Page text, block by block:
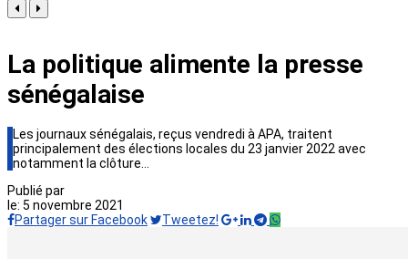
La politique alimente la presse
sénégalaise
Les journaux sénégalais, reçus vendredi à APA, traitent
principalement des élections locales du 23 janvier 2022 avec
notamment la clôture…
Publié par
le: 5 novembre 2021
Partager sur Facebook
Tweetez!